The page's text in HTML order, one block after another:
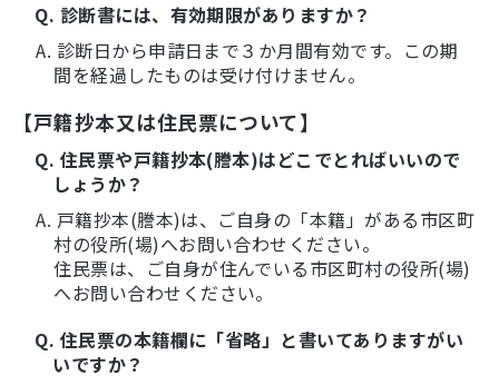
Q. 診断書には、有効期限がありますか？
A. 診断日から申請日まで３か月間有効です。この期
間を経過したものは受け付けません。
【戸籍抄本又は住民票について】
Q. 住民票や戸籍抄本(謄本)はどこでとればいいので
しょうか？
A. 戸籍抄本(謄本)は、ご自身の「本籍」がある市区町
村の役所(場)へお問い合わせください。
住民票は、ご自身が住んでいる市区町村の役所(場)
へお問い合わせください。
Q. 住民票の本籍欄に「省略」と書いてありますがい
いですか？